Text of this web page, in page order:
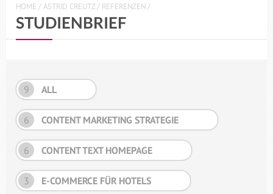
HOME /ASTRID CREUTZ/ REFERENZEN/
STUDIENBRIEF
9 ALL
6 CONTENT MARKETING STRATEGIE
6 CONTENT TEXT HOMEPAGE
3 E-COMMERCE FÜR HOTELS